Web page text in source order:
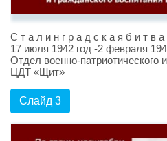
С т а л и н г р а д с к а я б и т в а
17 июля 1942 год -2 февраля
Отдел военно-патриотического
ЦДТ «Щит»
Слайд 3